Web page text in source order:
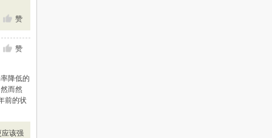
赞
赞
降低的
而然
前的状
应该强